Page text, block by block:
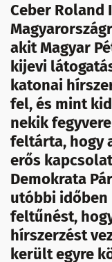
Ceber Roland
akit Magyar
kijevi
katonai
fel, és mint
nekik
feltárta, hogy
erős
Demokrata
utóbbi
feltűnést,
hírszerzést
került egyre